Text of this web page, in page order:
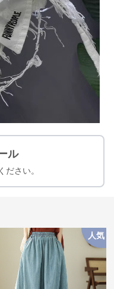
ル
ださい。
人気